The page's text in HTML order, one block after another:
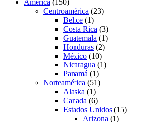
América (150)
Centroamérica (23)
Belice (1)
Costa Rica (3)
Guatemala (1)
Honduras (2)
México (10)
Nicaragua (1)
Panamá (1)
Norteamérica (51)
Alaska (1)
Canada (6)
Estados Unidos (15)
Arizona (1)